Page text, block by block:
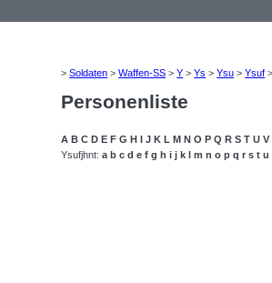
>Soldaten >Waffen-SS >Y >Ys >Ysu >Ysuf
Personenliste
A B C D E F G H I J K L M N O P Q R S T U V
Ysufjhnt:a b c d e f g h i j k l m n o p q r s t u